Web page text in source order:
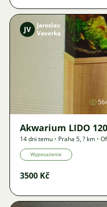
JV
Jaroslav
Vaverka
Akwarium LIDO
14 dni temu • Praha 5,? km •
Wyposażenie
3500 Kč